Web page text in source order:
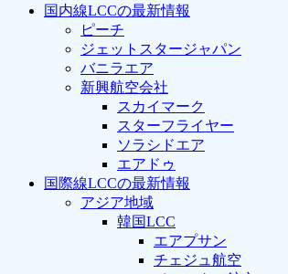
国内線LCCの最新情報
ピーチ
ジェットスタージャパン
バニラエア
新興航空会社
スカイマーク
スターフライヤー
ソラシドエア
エアドゥ
国際線LCCの最新情報
アジア地域
韓国LCC
エアプサン
チェジュ航空